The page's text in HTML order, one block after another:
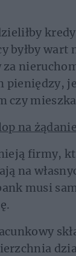
byłby wart
za
pieniędzy,
czy
na
firmy,
na
musi